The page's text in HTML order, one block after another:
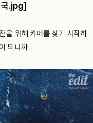
국.jpg]
을 위해 카페를 찾기 시작하
되니까.